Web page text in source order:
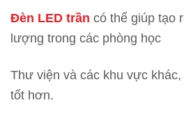
Đèn LED trần có thể giúp tạo
lượng trong các phòng học
Thư viện và các khu vực
tốt hơn.